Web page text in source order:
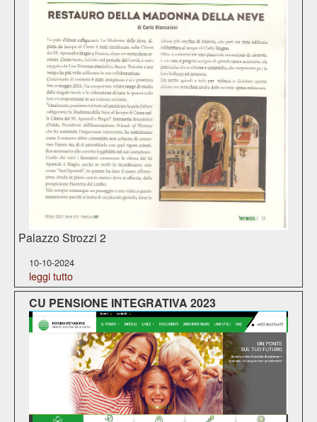
Palazzo Strozzi 2
10-10-2024
leggi tutto
CU PENSIONE INTEGRATIVA 2023